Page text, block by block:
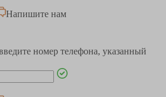
Напишите нам
номер телефона, указанный